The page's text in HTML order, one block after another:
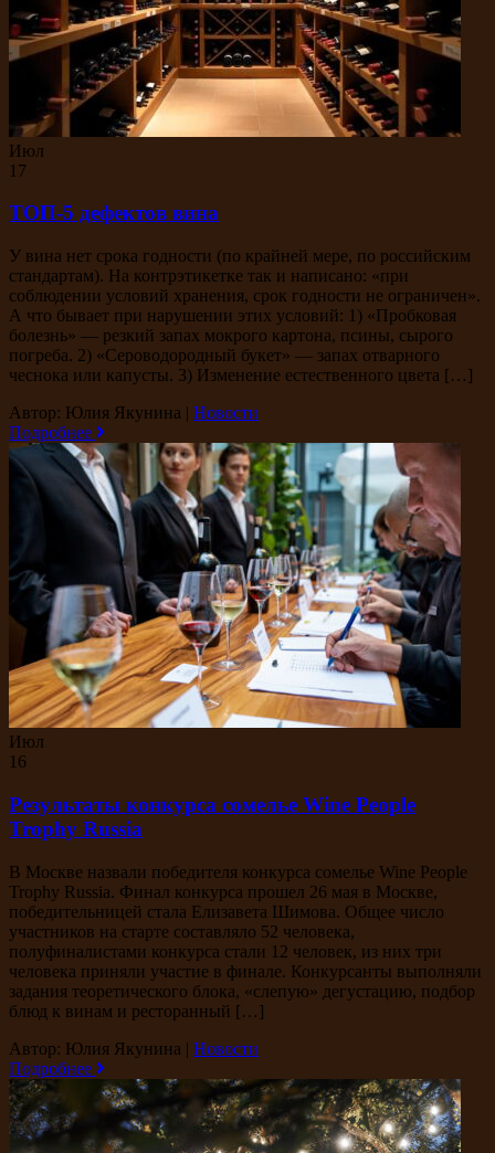
Июл
17
ТОП-5 дефектов вина
У вина нет срока годности (по крайней мере, по российским
стандартам). На контрэтикетке так и написано: «при
соблюдении условий хранения, срок годности не ограничен».
А что бывает при нарушении этих условий: 1) «Пробковая
болезнь» — резкий запах мокрого картона, псины, сырого
погреба. 2) «Сероводородный букет» — запах отварного
чеснока или капусты. 3) Изменение естественного цвета […]
Автор: Юлия Якунина | Новости
Подробнее
Июл
16
Результаты конкурса сомелье Wine People
Trophy Russia
В Москве назвали победителя конкурса сомелье Wine People
Trophy Russia. Финал конкурса прошел 26 мая в Москве,
победительницей стала Елизавета Шимова. Общее число
участников на старте составляло 52 человека,
полуфиналистами конкурса стали 12 человек, из них три
человека приняли участие в финале. Конкурсанты выполняли
задания теоретического блока, «слепую» дегустацию, подбор
блюд к винам и ресторанный […]
Автор: Юлия Якунина | Новости
Подробнее